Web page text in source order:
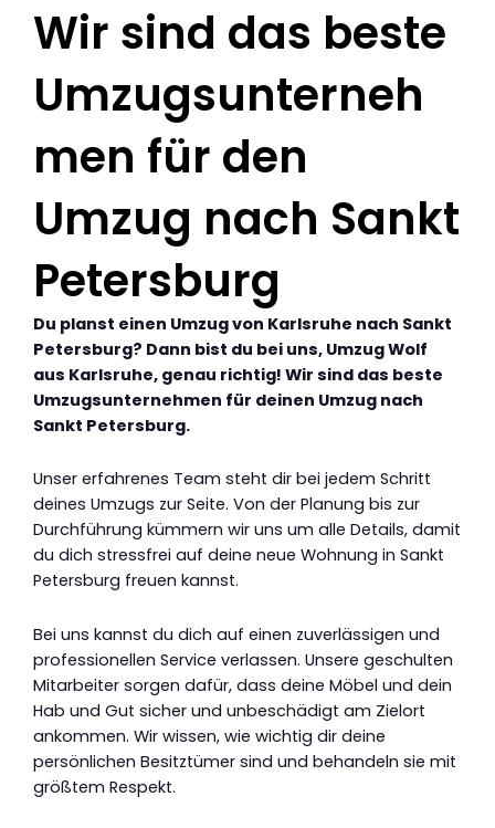
Wir sind das beste
Umzugsunterneh
men für den
Umzug nach Sankt
Petersburg
Du planst einen Umzug von Karlsruhe nach Sankt
Petersburg? Dann bist du bei uns, Umzug Wolf
aus Karlsruhe, genau richtig! Wir sind das beste
Umzugsunternehmen für deinen Umzug nach
Sankt Petersburg.
Unser erfahrenes Team steht dir bei jedem Schritt
deines Umzugs zur Seite. Von der Planung bis zur
Durchführung kümmern wir uns um alle Details, damit
du dich stressfrei auf deine neue Wohnung in Sankt
Petersburg freuen kannst.
Bei uns kannst du dich auf einen zuverlässigen und
professionellen Service verlassen. Unsere geschulten
Mitarbeiter sorgen dafür, dass deine Möbel und dein
Hab und Gut sicher und unbeschädigt am Zielort
ankommen. Wir wissen, wie wichtig dir deine
persönlichen Besitztümer sind und behandeln sie mit
größtem Respekt.